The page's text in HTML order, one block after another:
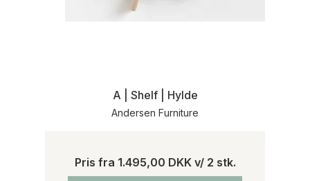
A | Shelf | Hylde
Andersen Furniture
Pris fra 1.495,00 DKKv/ 2 stk.